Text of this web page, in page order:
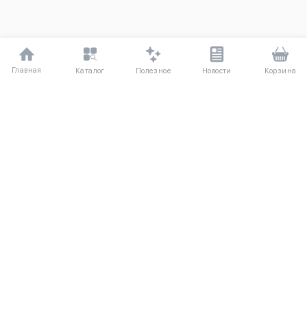
Главная Каталог Полезное Новости Корзина